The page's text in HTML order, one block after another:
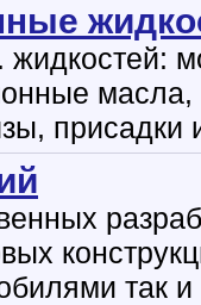
присадки
так и